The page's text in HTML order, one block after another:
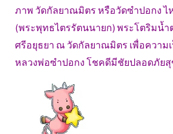
ภาพ วัดกัลยาณมิตร หรือวัดซำปอกง ไ
(พระพุทธไตรรัตนนายก) พระโตริมน้ำ
ศรีอยุธยา ณ วัดกัลยาณมิตร เพื่อความ
หลวงพ่อซำปอกง โชคดีมีชัยปลอดภัย